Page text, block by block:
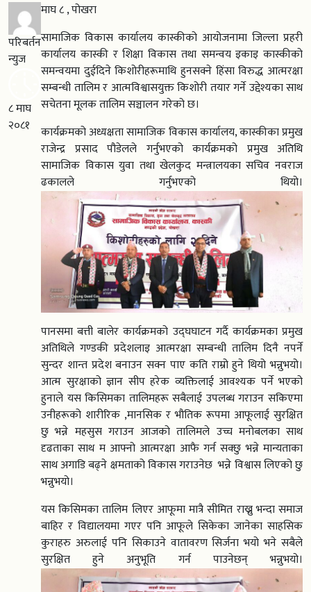
परिबर्तन
न्युज
८ माघ
२०८१
माघ ८ , पोखरा
सामाजिक विकास कार्यालय कास्कीको आयोजनामा जिल्ला प्रहरी
कार्यालय कास्की र शिक्षा विकास तथा समन्वय इकाइ कास्कीको
समन्वयमा दुईदिने किशोरीहरूमाथि हुनसक्ने हिंसा विरुद्ध आत्मरक्षा
सम्बन्धी तालिम र आत्मविश्वासयुक्त किशोरी तयार गर्ने उद्देश्यका साथ
सचेतना मूलक तालिम सञ्चालन गरेको छ।
कार्यक्रमको अध्यक्षता सामाजिक विकास कार्यालय, कास्कीका प्रमुख
राजेन्द्र प्रसाद पौडेलले गर्नुभएको कार्यक्रमको प्रमुख अतिथि
सामाजिक विकास युवा तथा खेलकुद मन्त्रालयका सचिव नवराज
ढकालले गर्नुभएको थियो।
पानसमा बत्ती बालेर कार्यक्रमको उद्घघाटन गर्दै कार्यक्रमका प्रमुख
अतिथिले गण्डकी प्रदेशलाइ आत्मरक्षा सम्बन्धी तालिम दिनै नपर्ने
सुन्दर शान्त प्रदेश बनाउन सक्न पाए कति राम्रो हुने थियो भन्नुभयो।
आत्म सुरक्षाको ज्ञान सीप हरेक व्यक्तिलाई आवश्यक पर्ने भएको
हुनाले यस किसिमका तालिमहरू सबैलाई उपलब्ध गराउन सकिएमा
उनीहरूको शारीरिक ,मानसिक र भौतिक रूपमा आफूलाई सुरक्षित
छु भन्ने महसुस गराउन आजको तालिमले उच्च मनोबलका साथ
दृढताका साथ म आफ्नो आत्मरक्षा आफै गर्न सक्छु भन्ने मान्यताका
साथ अगाडि बढ्ने क्षमताको विकास गराउनेछ भन्ने विश्वास लिएको छु
भन्नुभयो।
यस किसिमका तालिम लिएर आफूमा मात्रै सीमित राख्नु भन्दा समाज
बाहिर र विद्यालयमा गएर पनि आफूले सिकेका जानेका साहसिक
कुराहरु अरुलाई पनि सिकाउने वातावरण सिर्जना भयो भने सबैले
सुरक्षित हुने अनुभूति गर्न पाउनेछन् भन्नुभयो।